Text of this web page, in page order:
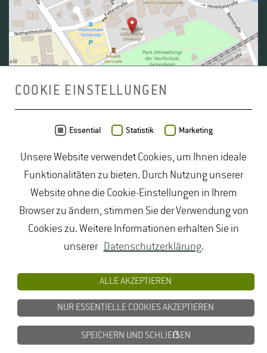
OpenStreetMap- Veröffentlicht unterODbL
duales Studium Gartenbau| Gartenbau Studium|
Lebensmittelrecht Studium|Lebensmittelsicherheit
Studium| Naturschutz Studium|Oenologie
Studium| Studiengang Logistik|Studiengänge
Lebensmittel |Studiengänge Natur| Studiengänge
Studium Landschaftsarchitektur
Studium Lebensmittel|Studium
Lebensmittelsicherheit|Studium Logistik|Studium
Studium Naturschutz|Studium
COOKIE EINSTELLUNGEN
Essential Statistik Marketing
Unsere Website verwendet Cookies, um Ihnen ideale
Funktionalitäten zu bieten. Durch Nutzung unserer
Website ohne die Cookie-Einstellungen in Ihrem
Browser zu ändern, stimmen Sie der Verwendung von
Cookies zu. Weitere Informationen erhalten Sie in
unserer Datenschutzerklärung.
ALLE AKZEPTIEREN
NUR ESSENTIELLE COOKIES AKZEPTIEREN
SPEICHERN UND SCHLIEẞEN